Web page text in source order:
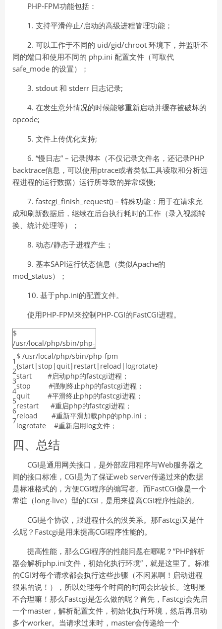
PHP-FPM功能包括：
1. 支持平滑停止/启动的高级进程管理功能；
2. 可以工作于不同的 uid/gid/chroot 环境下，并监听不
同的端口和使用不同的 php.ini 配置文件（可取代
safe_mode 的设置）；
3. stdout 和 stderr 日志记录;
4. 在发生意外情况的时候能够重新启动并缓存被破坏的
opcode;
5. 文件上传优化支持;
6. “慢日志” – 记录脚本（不仅记录文件名，还记录PHP
backtrace信息，可以使用ptrace或者类似工具读取和分析远
程进程的运行数据）运行所导致的异常缓慢;
7. fastcgi_finish_request() – 特殊功能：用于在请求完
成和刷新数据后，继续在后台执行耗时的工作（录入视频转
换、统计处理等）；
8. 动态/静态子进程产生；
9. 基本SAPI运行状态信息（类似Apache的
mod_status）；
10. 基于php.ini的配置文件。
使用PHP-FPM来控制PHP-CGI的FastCGI进程。
1
2
3
4
5
6
7
$ /usr/local/php/sbin/php-fpm
{start|stop |quit| restart| reload | logrotate}
start
#启动php的fastcgi进程；
stop
#强制终止php的fastcgi进程；
quit
#平滑终止php的fastcgi进程；
restart
#重启php的fastcgi进程；
reload
#重新平滑加载php的php.ini；
logrotate
#重新启用log文件；
四、总结
CGI是通用网关接口，是外部应用程序与Web服务器之
间的接口标准，CGI是为了保证web server传递过来的数据
是标准格式的，方便CGI程序的编写者。而FastCGI像是一个
常驻（long-live）型的CGI，是用来提高CGI程序性能的。
CGI是个协议，跟进程什么的没关系。那Fastcgi又是什
么呢？Fastcgi是用来提高CGI程序性能的。
提高性能，那么CGI程序的性能问题在哪呢？”PHP解析
器会解析php.ini文件，初始化执行环境”，就是这里了。标准
的CGI对每个请求都会执行这些步骤（不闲累啊！启动进程
很累的说！），所以处理每个时间的时间会比较长。这明显
不合理嘛！那么Fastcgi是怎么做的呢？首先，Fastcgi会先启
一个master，解析配置文件，初始化执行环境，然后再启动
多个worker。当请求过来时，master会传递给一个